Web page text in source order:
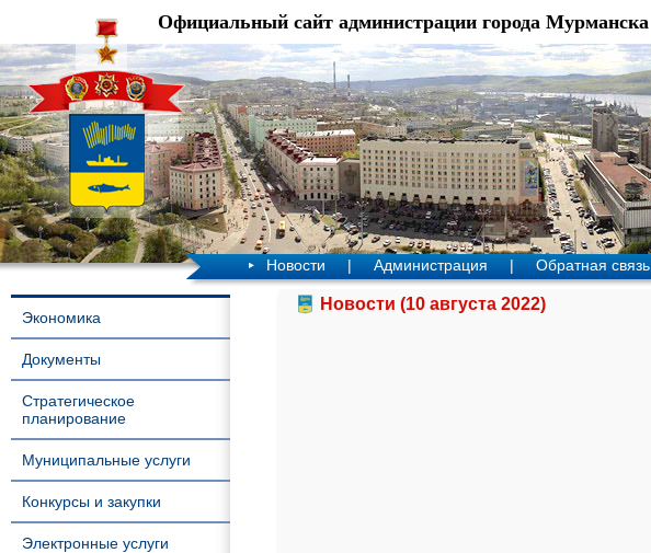
Официальный сайт администрации города Мурманска
Новости | Администрация | Обратная связь
Экономика
Документы
Стратегическое
планирование
Муниципальные услуги
Конкурсы и закупки
Электронные услуги
Новости (10 августа 2022)